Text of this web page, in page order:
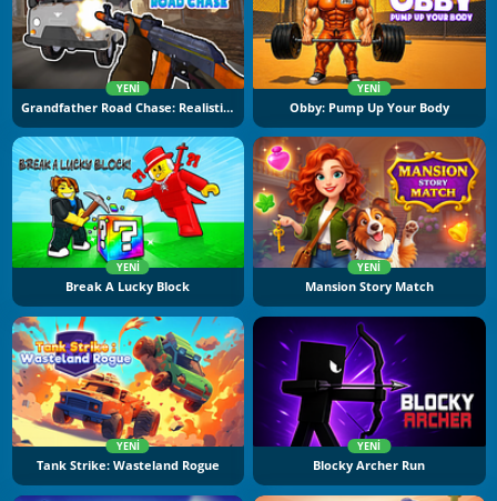
YENI
Grandfather Road Chase: Realistic Shooter
YENI
Obby: Pump Up Your Body
YENI
Break A Lucky Block
YENI
Mansion Story Match
YENI
Tank Strike: Wasteland Rogue
YENI
Blocky Archer Run